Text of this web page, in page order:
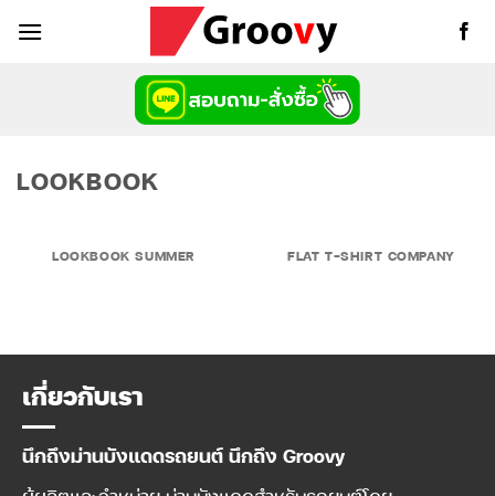
LOOKBOOK
LOOKBOOK SUMMER FLAT T-SHIRT COMPANY
เกี่ยวกับเรา
นึกถึงม่านบังแดดรถยนต์ นึกถึง Groovy